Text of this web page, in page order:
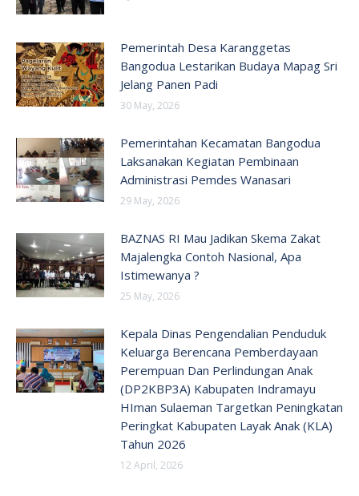
Pemerintah Desa Karanggetas
Bangodua Lestarikan Budaya Mapag Sri
Jelang Panen Padi
30 May, 2026
Pemerintahan Kecamatan Bangodua
Laksanakan Kegiatan Pembinaan
Administrasi Pemdes Wanasari
29 May, 2026
BAZNAS RI Mau Jadikan Skema Zakat
Majalengka Contoh Nasional, Apa
Istimewanya ?
25 May, 2026
Kepala Dinas Pengendalian Penduduk
Keluarga Berencana Pemberdayaan
Perempuan Dan Perlindungan Anak
(DP2KBP3A) Kabupaten Indramayu
HIman Sulaeman Targetkan Peningkatan
Peringkat Kabupaten Layak Anak (KLA)
Tahun 2026
12 April, 2026